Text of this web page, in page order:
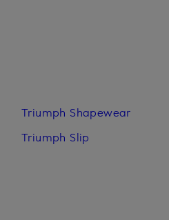
Triumph Shapewear
Triumph Slip